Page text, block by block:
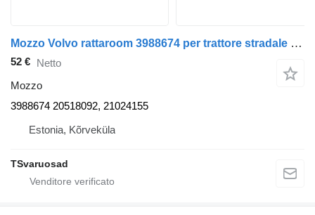
Mozzo Volvo rattaroom 3988674 per trattore stradale Volvo FH12
52 € Netto
Mozzo
3988674 20518092, 21024155
Estonia, Kõrveküla
TSvaruosad